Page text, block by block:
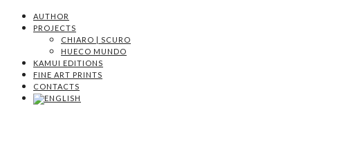
AUTHOR
PROJECTS
CHIARO | SCURO
HUECO MUNDO
KAMUI EDITIONS
FINE ART PRINTS
CONTACTS